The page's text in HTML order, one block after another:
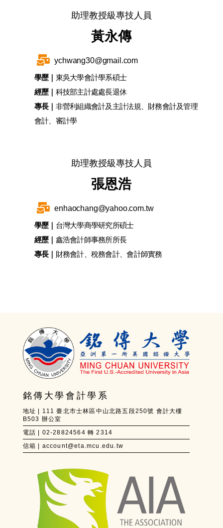
助理教授級專技人員
黃永傳
ychwang30@gmail.com
學歷｜ 東吳大學會計學系碩士
經歷｜ 科技部主計處處長退休
專長｜ 非營利組織會計及主計法規、財務會計及管理
會計、審計學
助理教授級專技人員
張恩浩
enhaochang@yahoo.com.tw
學歷｜ 台灣大學商學研究所碩士
經歷｜ 鑫浩會計師事務所所長
專長｜ 財務會計、稅務會計、會計師實務
銘傳大學會計學系
地址 | 111 臺北市士林區中山北路五段250號 會計大樓
B503 辦公室
電話 | 02-28824564 轉 2314
信箱 | account@eta.mcu.edu.tw